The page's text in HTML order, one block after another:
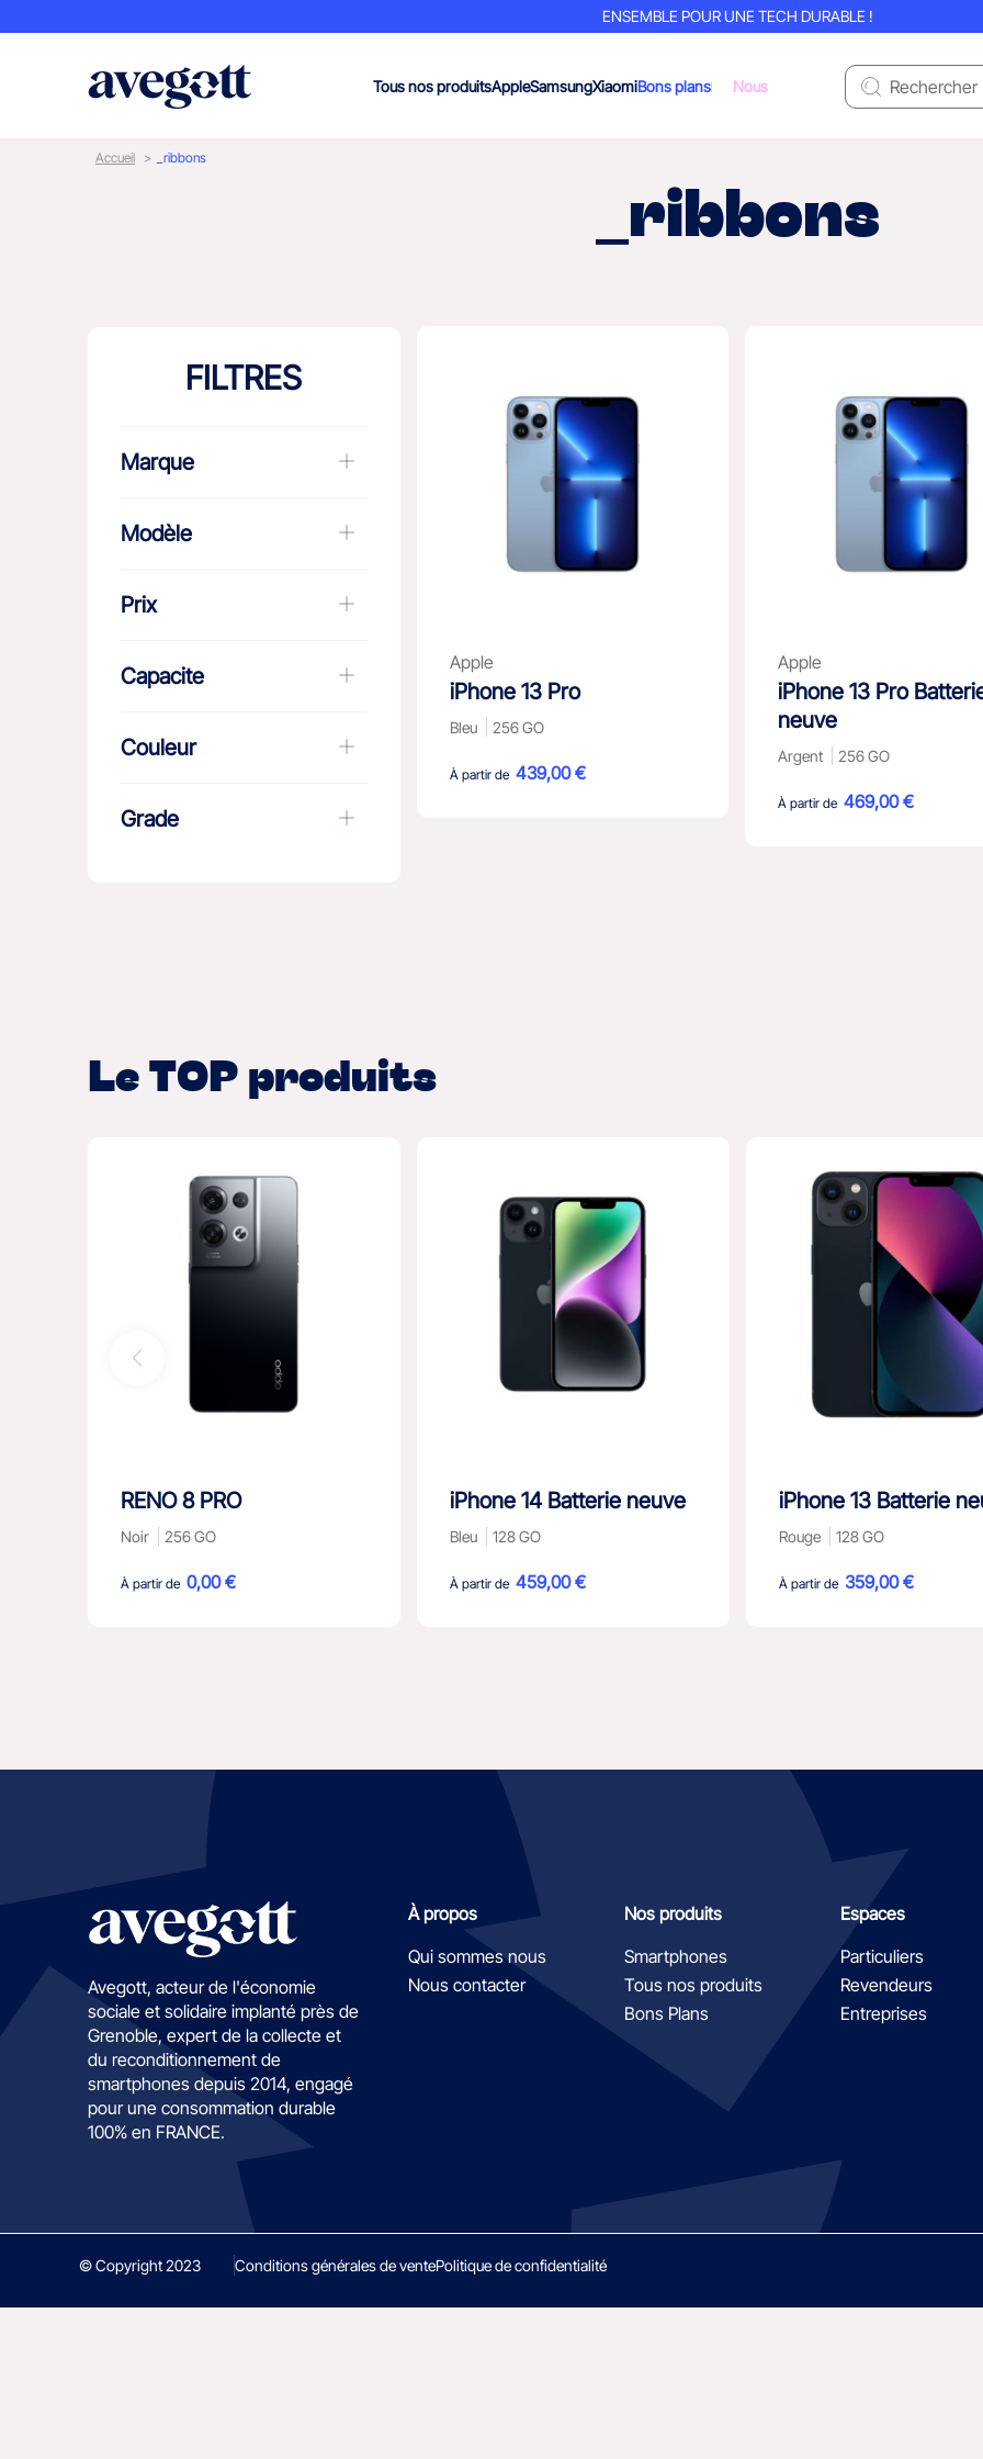
ENSEMBLE POUR UNE TECH DURABLE !
Tous nos produitsAppleSamsungXiaomiBons plans Nous
Accueil _ribbons
_ribbons
FILTRES
Marque
Modèle
Prix
Capacite
Couleur
Grade
Apple
iPhone 13 Pro
Bleu 256 GO
À partir de 439,00 €
Apple
iPhone 13 Pro
neuve
Argent 256 GO
À partir de 469,00 €
Le TOP produits
RENO 8 PRO
Noir 256 GO
À partir de 0,00 €
iPhone 14 Batterie neuve
Bleu 128 GO
À partir de 459,00 €
iPhone 13 Batterie
Rouge 128 GO
À partir de 359,00 €
Avegott, acteur de l'économie
sociale et solidaire implanté près de
Grenoble, expert de la collecte et
du reconditionnement de
smartphones depuis 2014, engagé
pour une consommation durable
100% en FRANCE.
À propos
Qui sommes nous
Nous contacter
Nos produits
Smartphones
Tous nos produits
Bons Plans
Espaces
Particuliers
Revendeurs
Entreprises
© Copyright 2023 Conditions générales de ventePolitique de confidentialité